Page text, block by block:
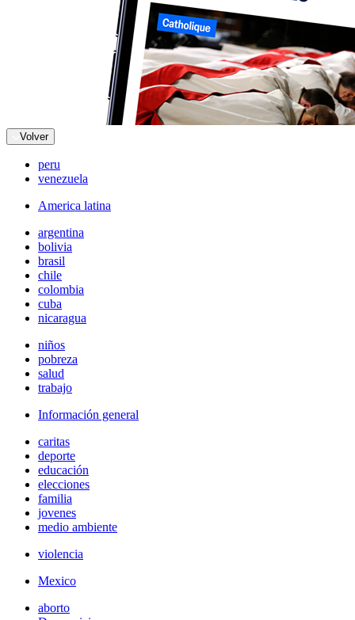
Volver
peru
venezuela
America latina
argentina
bolivia
brasil
chile
colombia
cuba
nicaragua
niños
pobreza
salud
trabajo
Información general
caritas
deporte
educación
elecciones
familia
jovenes
medio ambiente
violencia
Mexico
aborto